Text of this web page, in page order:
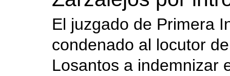
El juzgado de Primera
condenado al locutor
Losantos a indemnizar